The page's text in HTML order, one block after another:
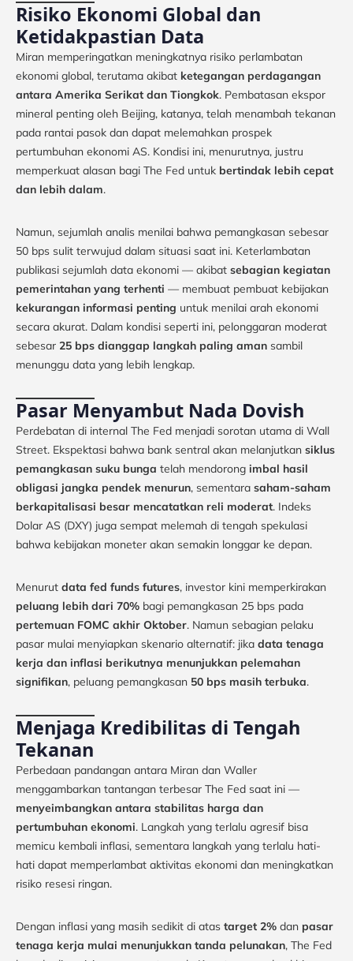
Risiko Ekonomi Global dan
Ketidakpastian Data
Miran memperingatkan meningkatnya risiko perlambatan
ekonomi global, terutama akibat ketegangan perdagangan
antara Amerika Serikat dan Tiongkok. Pembatasan ekspor
mineral penting oleh Beijing, katanya, telah menambah tekanan
pada rantai pasok dan dapat melemahkan prospek
pertumbuhan ekonomi AS. Kondisi ini, menurutnya, justru
memperkuat alasan bagi The Fed untuk bertindak lebih cepat
dan lebih dalam.
Namun, sejumlah analis menilai bahwa pemangkasan sebesar
50 bps sulit terwujud dalam situasi saat ini. Keterlambatan
publikasi sejumlah data ekonomi — akibat sebagian kegiatan
pemerintahan yang terhenti — membuat pembuat kebijakan
kekurangan informasi penting untuk menilai arah ekonomi
secara akurat. Dalam kondisi seperti ini, pelonggaran moderat
sebesar 25 bps dianggap langkah paling aman sambil
menunggu data yang lebih lengkap.
Pasar Menyambut Nada Dovish
Perdebatan di internal The Fed menjadi sorotan utama di Wall
Street. Ekspektasi bahwa bank sentral akan melanjutkan siklus
pemangkasan suku bunga telah mendorong imbal hasil
obligasi jangka pendek menurun, sementara saham-saham
berkapitalisasi besar mencatatkan reli moderat. Indeks
Dolar AS (DXY) juga sempat melemah di tengah spekulasi
bahwa kebijakan moneter akan semakin longgar ke depan.
Menurut data fed funds futures, investor kini memperkirakan
peluang lebih dari 70% bagi pemangkasan 25 bps pada
pertemuan FOMC akhir Oktober. Namun sebagian pelaku
pasar mulai menyiapkan skenario alternatif: jika data tenaga
kerja dan inflasi berikutnya menunjukkan pelemahan
signifikan, peluang pemangkasan 50 bps masih terbuka.
Menjaga Kredibilitas di Tengah
Tekanan
Perbedaan pandangan antara Miran dan Waller
menggambarkan tantangan terbesar The Fed saat ini —
menyeimbangkan antara stabilitas harga dan
pertumbuhan ekonomi. Langkah yang terlalu agresif bisa
memicu kembali inflasi, sementara langkah yang terlalu hati-
hati dapat memperlambat aktivitas ekonomi dan meningkatkan
risiko resesi ringan.
Dengan inflasi yang masih sedikit di atas target 2% dan pasar
tenaga kerja mulai menunjukkan tanda pelunakan, The Fed